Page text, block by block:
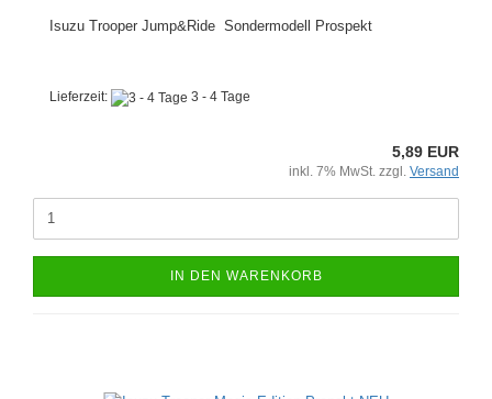
Isuzu Trooper Jump&Ride Sondermodell Prospekt
Lieferzeit: 3 - 4 Tage
5,89 EUR
inkl. 7% MwSt. zzgl. Versand
IN DEN WARENKORB